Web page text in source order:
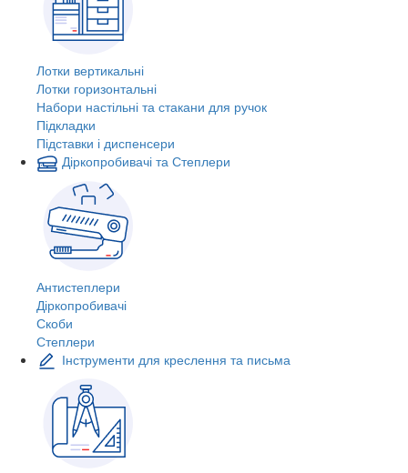
Лотки вертикальні
Лотки горизонтальні
Набори настільні та стакани для ручок
Підкладки
Підставки і диспенсери
Діркопробивачі та Степлери
Антистеплери
Діркопробивачі
Скоби
Степлери
Інструменти для креслення та письма